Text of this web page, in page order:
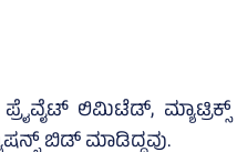
ಲಿಮಿಟೆಡ್‌,
ಬಿಡ್ ಮಾಡಿದ್ದವು.